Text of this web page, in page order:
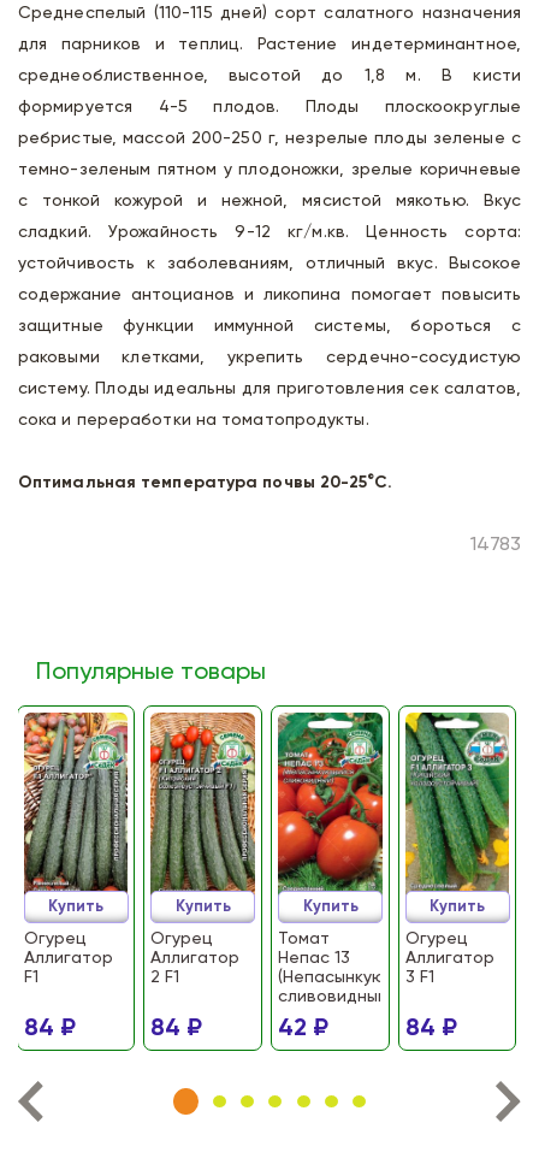
Среднеспелый (110-115 дней) сорт салатного назначения
для парников и теплиц. Растение индетерминантное,
среднеоблиственное, высотой до 1,8 м. В кисти
формируется 4-5 плодов. Плоды плоскоокруглые
ребристые, массой 200-250 г, незрелые плоды зеленые с
темно-зеленым пятном у плодоножки, зрелые коричневые
с тонкой кожурой и нежной, мясистой мякотью. Вкус
сладкий. Урожайность 9-12 кг/м.кв. Ценность сорта:
устойчивость к заболеваниям, отличный вкус. Высокое
содержание антоцианов и ликопина помогает повысить
защитные функции иммунной системы, бороться с
раковыми клетками, укрепить сердечно-сосудистую
систему. Плоды идеальны для приготовления сек салатов,
сока и переработки на томатопродукты.
Оптимальная температура почвы 20-25°С.
14783
Популярные товары
Огурец
Аллигатор
F1
84 ₽
Купить
Огурец
Аллигатор
2 F1
84 ₽
Купить
Томат
Непас 13
(Непасынкующийся
сливовидный)
42 ₽
Купить
Огурец
Аллигатор
3 F1
84 ₽
Купить